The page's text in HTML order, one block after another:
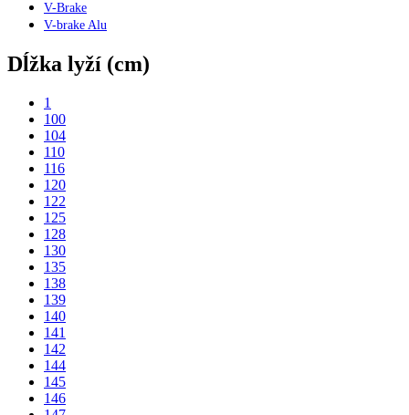
V-Brake
V-brake Alu
Dĺžka lyží (cm)
1
100
104
110
116
120
122
125
128
130
135
138
139
140
141
142
144
145
146